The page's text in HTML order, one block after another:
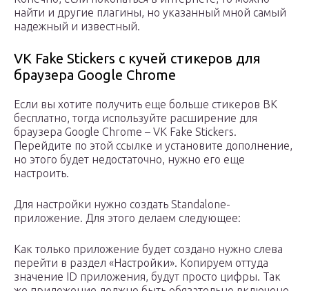
найти и другие плагины, но указанный мной самый
надежный и известный.
VK Fake Stickers c кучей стикеров для
браузера Google Chrome
Если вы хотите получить еще больше стикеров ВК
бесплатно, тогда используйте расширение для
браузера Google Chrome – VK Fake Stickers.
Перейдите по этой ссылке и установите дополнение,
но этого будет недостаточно, нужно его еще
настроить.
Для настройки нужно создать Standalone-
приложение. Для этого делаем следующее:
Как только приложение будет создано нужно слева
перейти в раздел «Настройки». Копируем оттуда
значение ID приложения, будут просто цифры. Так